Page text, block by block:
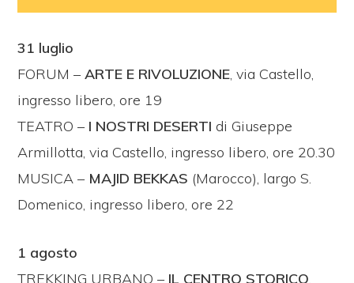
31 luglio
FORUM –ARTE E RIVOLUZIONE, via Castello,
ingresso libero, ore 19
TEATRO – I NOSTRI DESERTI di Giuseppe
Armillotta, via Castello, ingresso libero, ore 20.30
MUSICA – MAJID BEKKAS (Marocco), largo S.
Domenico, ingresso libero, ore 22
1 agosto
TREKKING URBANO – IL CENTRO STORICO,